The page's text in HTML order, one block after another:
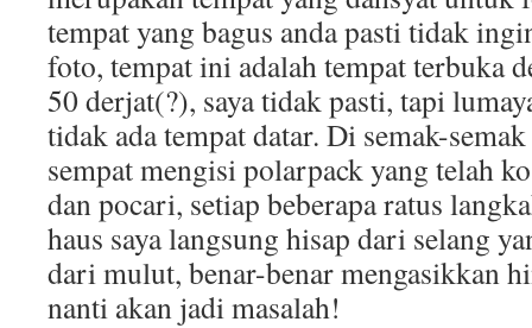
tempat yang bagus anda pasti tidak
foto, tempat ini adalah tempat terbuka
50 derjat(?), saya tidak pasti, tapi
tidak ada tempat datar. Di semak-
sempat mengisi polarpack yang telah
dan pocari, setiap beberapa ratus
haus saya langsung hisap dari selang
dari mulut, benar-benar mengasikkan
nanti akan jadi masalah!